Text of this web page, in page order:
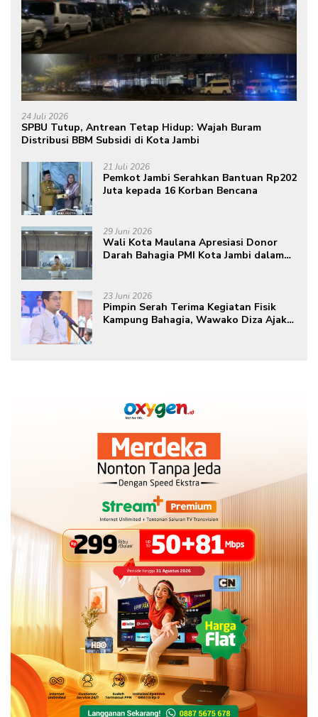
24 Juli 2026
SPBU Tutup, Antrean Tetap Hidup: Wajah Buram
Distribusi BBM Subsidi di Kota Jambi
21 Juli 2026
Pemkot Jambi Serahkan Bantuan Rp202
Juta kepada 16 Korban Bencana
29 Juni 2026
Wali Kota Maulana Apresiasi Donor
Darah Bahagia PMI Kota Jambi dalam
23 Juni 2026
Pimpin Serah Terima Kegiatan Fisik
Kampung Bahagia, Wawako Diza Ajak